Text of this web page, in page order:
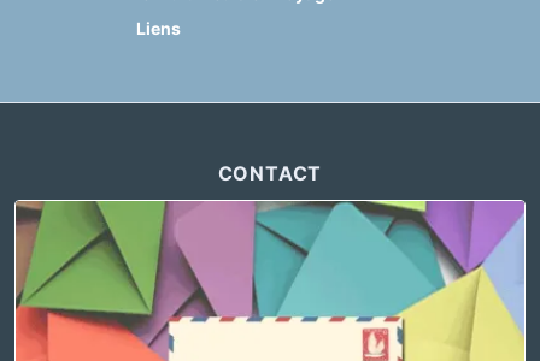
Liens
CONTACT